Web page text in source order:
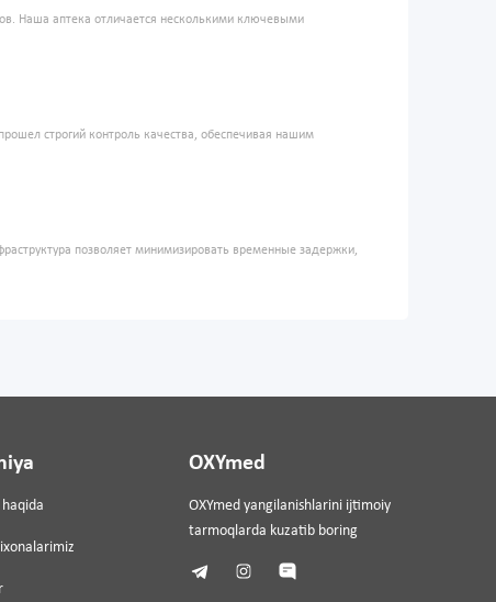
Наша аптека отличается несколькими ключевыми
строгий контроль качества, обеспечивая нашим
позволяет минимизировать временные задержки,
OXYmed
OXYmed yangilanishlarini ijtimoiy
tarmoqlarda kuzatib boring